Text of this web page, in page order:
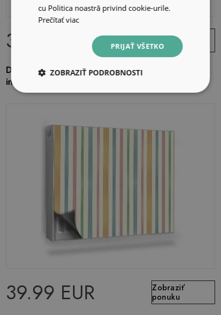
39.99 EUR
Zobraziť
ponuku
Dekoračný magnetický kryt na radiátor Konár s
intenzívne zelenými listami
39.99 EUR
Zobraziť
ponuku
cu Politica noastră privind cookie-urile.
Prečítať viac
PRIJAŤ VŠETKO
ZOBRAZIŤ PODROBNOSTI